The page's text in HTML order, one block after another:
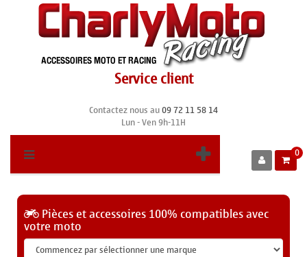
Service client
Contactez nous au09 72 11 58 14
Lun - Ven 9h-11H
0
Pièces et accessoires 100% compatibles avec
votre moto